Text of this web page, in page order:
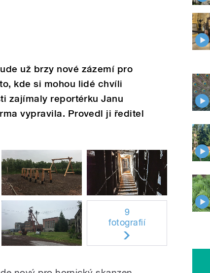
už brzy nové zázemí pro
kde si mohou lidé chvíli
zajímaly reportérku Janu
vypravila. Provedl ji ředitel
9
fotografií